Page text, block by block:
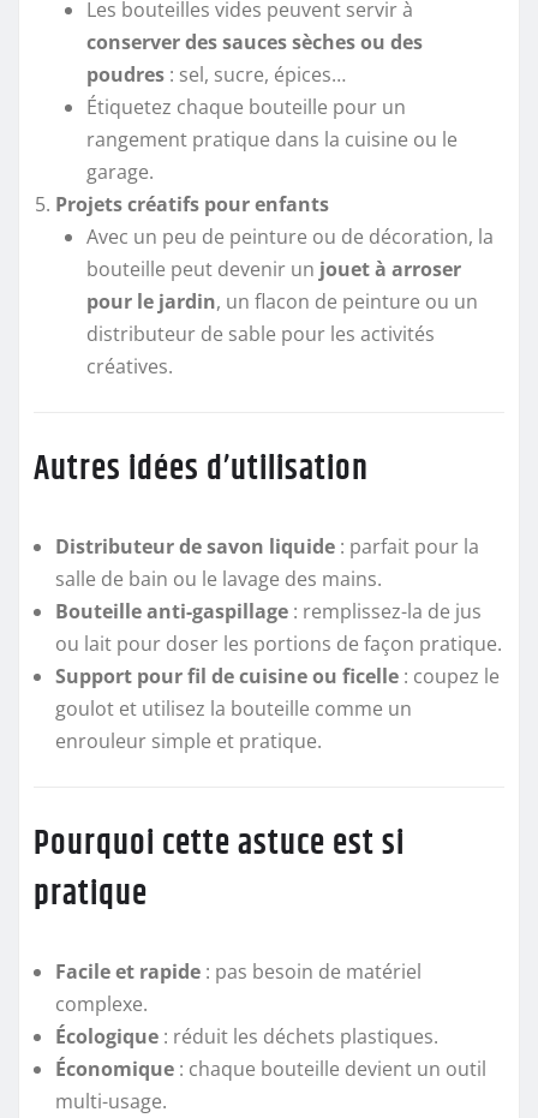
Les bouteilles vides peuvent servir à
conserver des sauces sèches ou des
poudres: sel, sucre, épices…
Étiquetez chaque bouteille pour un
rangement pratique dans la cuisine ou le
garage.
Projets créatifs pour enfants
Avec un peu de peinture ou de décoration, la
bouteille peut devenir un jouet à arroser
pour le jardin, un flacon de peinture ou un
distributeur de sable pour les activités
créatives.
Autres idées d’utilisation
Distributeur de savon liquide : parfait pour la
salle de bain ou le lavage des mains.
Bouteille anti-gaspillage : remplissez-la de jus
ou lait pour doser les portions de façon pratique.
Support pour fil de cuisine ou ficelle : coupez le
goulot et utilisez la bouteille comme un
enrouleur simple et pratique.
Pourquoi cette astuce est si
pratique
Facile et rapide : pas besoin de matériel
complexe.
Écologique : réduit les déchets plastiques.
Économique : chaque bouteille devient un outil
multi-usage.